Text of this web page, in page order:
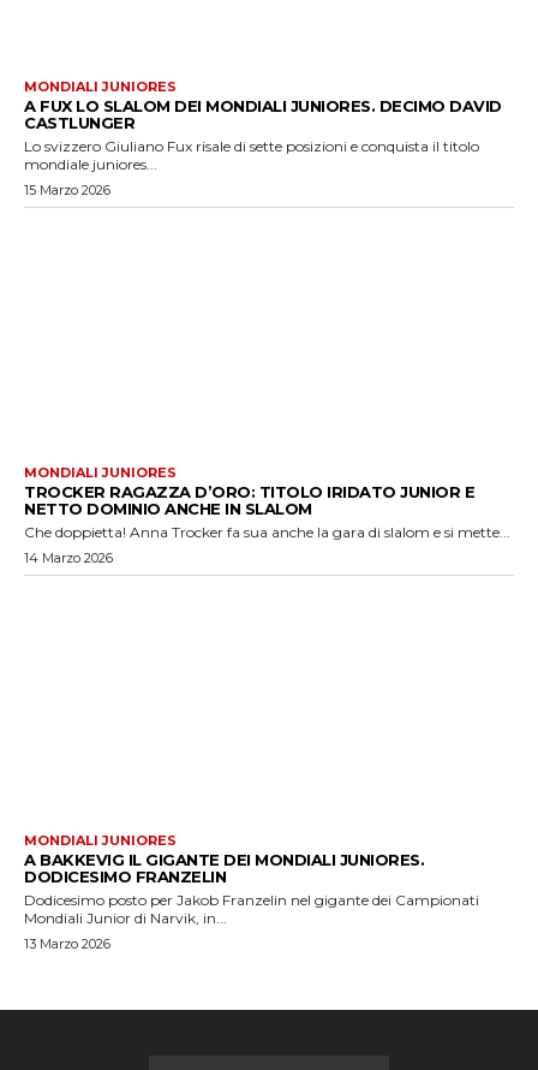
MONDIALI JUNIORES
A FUX LO SLALOM DEI MONDIALI JUNIORES. DECIMO DAVID
CASTLUNGER
Lo svizzero Giuliano Fux risale di sette posizioni e conquista il titolo
mondiale juniores...
15 Marzo 2026
MONDIALI JUNIORES
TROCKER RAGAZZA D’ORO: TITOLO IRIDATO JUNIOR E
NETTO DOMINIO ANCHE IN SLALOM
Che doppietta! Anna Trocker fa sua anche la gara di slalom e si mette...
14 Marzo 2026
MONDIALI JUNIORES
A BAKKEVIG IL GIGANTE DEI MONDIALI JUNIORES.
DODICESIMO FRANZELIN
Dodicesimo posto per Jakob Franzelin nel gigante dei Campionati
Mondiali Junior di Narvik, in...
13 Marzo 2026